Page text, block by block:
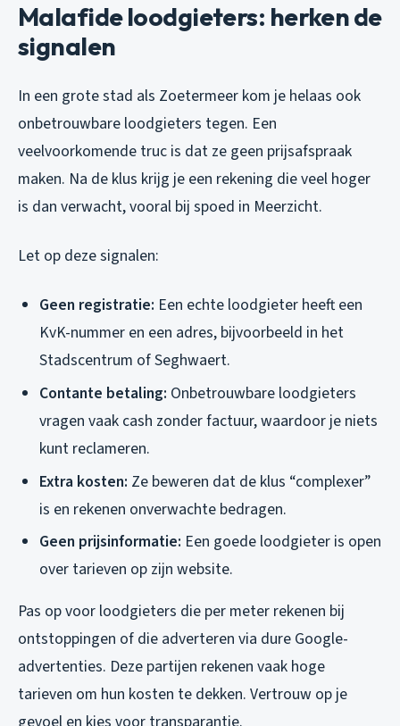
Malafide loodgieters: herken de
signalen
In een grote stad als Zoetermeer kom je helaas ook
onbetrouwbare loodgieters tegen. Een
veelvoorkomende truc is dat ze geen prijsafspraak
maken. Na de klus krijg je een rekening die veel hoger
is dan verwacht, vooral bij spoed in Meerzicht.
Let op deze signalen:
Geen registratie: Een echte loodgieter heeft een
KvK-nummer en een adres, bijvoorbeeld in het
Stadscentrum of Seghwaert.
Contante betaling: Onbetrouwbare loodgieters
vragen vaak cash zonder factuur, waardoor je niets
kunt reclameren.
Extra kosten: Ze beweren dat de klus “complexer”
is en rekenen onverwachte bedragen.
Geen prijsinformatie: Een goede loodgieter is open
over tarieven op zijn website.
Pas op voor loodgieters die per meter rekenen bij
ontstoppingen of die adverteren via dure Google-
advertenties. Deze partijen rekenen vaak hoge
tarieven om hun kosten te dekken. Vertrouw op je